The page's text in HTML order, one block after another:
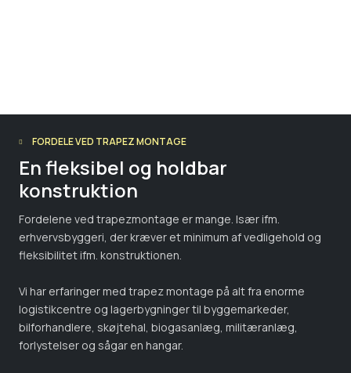
FORDELE VED TRAPEZ MONTAGE
En fleksibel og holdbar
konstruktion
Fordelene ved trapezmontage er mange. Især ifm.
erhvervsbyggeri, der kræver et minimum af vedligehold og
fleksibilitet ifm. konstruktionen.
Vi har erfaringer med trapez montage på alt fra enorme
logistikcentre og lagerbygninger til byggemarkeder,
bilforhandlere, skøjtehal, biogasanlæg, militæranlæg,
forlystelser og sågar en hangar.